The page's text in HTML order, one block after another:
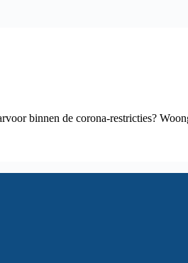
binnen de corona-restricties?